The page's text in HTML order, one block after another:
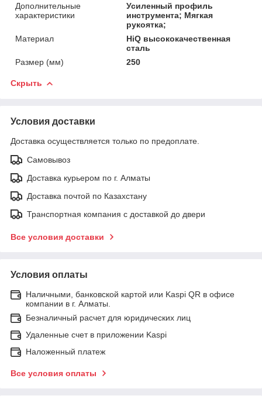
Дополнительные
характеристики
Усиленный профиль
инструмента; Мягкая
рукоятка;
Материал
HiQ высококачественная
сталь
Размер (мм)
250
Скрыть
Условия доставки
Доставка осуществляется только по предоплате.
Самовывоз
Доставка курьером по г. Алматы
Доставка почтой по Казахстану
Транспортная компания с доставкой до двери
Все условия доставки
Условия оплаты
Наличными, банковской картой или Kaspi QR в офисе
компании в г. Алматы.
Безналичный расчет для юридических лиц
Удаленные счет в приложении Kaspi
Наложенный платеж
Все условия оплаты